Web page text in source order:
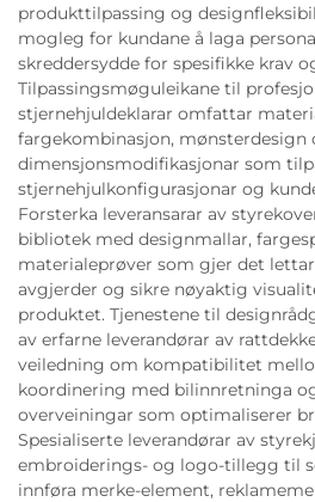
produkttilpassing og
mogleg for kundane å laga
skreddersydde for spesifikke krav
Tilpassingsmøguleikane til
stjernehjuldeklarar omfattar
fargekombinasjon, mønsterdesign
dimensjonsmodifikasjonar som
stjernehjulkonfigurasjonar og
Forsterka leveransarar av
bibliotek med designmallar,
materialeprøver som gjer det
avgjerder og sikre nøyaktig
produktet. Tjenestene til
av erfarne leverandørar av
veiledning om kompatibilitet
koordinering med bilinnretninga
overveiningar som optimaliserer
Spesialiserte leverandørar av
embroiderings- og logo-tillegg til
innføra merke-element,